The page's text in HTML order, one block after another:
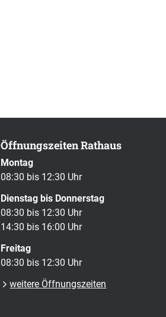
Öffnungszeiten Rathaus
Montag
08:30 bis 12:30 Uhr
Dienstag bis Donnerstag
08:30 bis 12:30 Uhr
14:30 bis 16:00 Uhr
Freitag
08:30 bis 12:30 Uhr
weitere Öffnungszeiten